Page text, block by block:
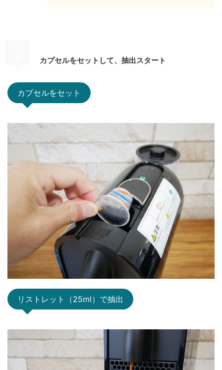
カプセルをセットして、抽出スタート
カプセルをセット
リストレット（25ml）で抽出